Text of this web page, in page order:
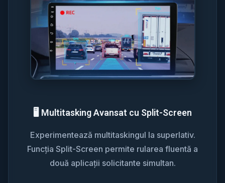
🖥️ Multitasking Avansat cu Split-Screen
Experimentează multitaskingul la superlativ.
Funcția Split-Screen permite rularea fluentă a
două aplicații solicitante simultan.